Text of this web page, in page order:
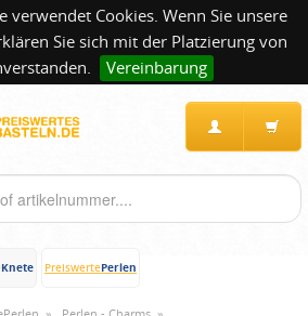
verwendet Cookies. Wenn Sie unsere
Sie sich mit der Platzierung von
Vereinbarung
Knete PreiswertePerlen